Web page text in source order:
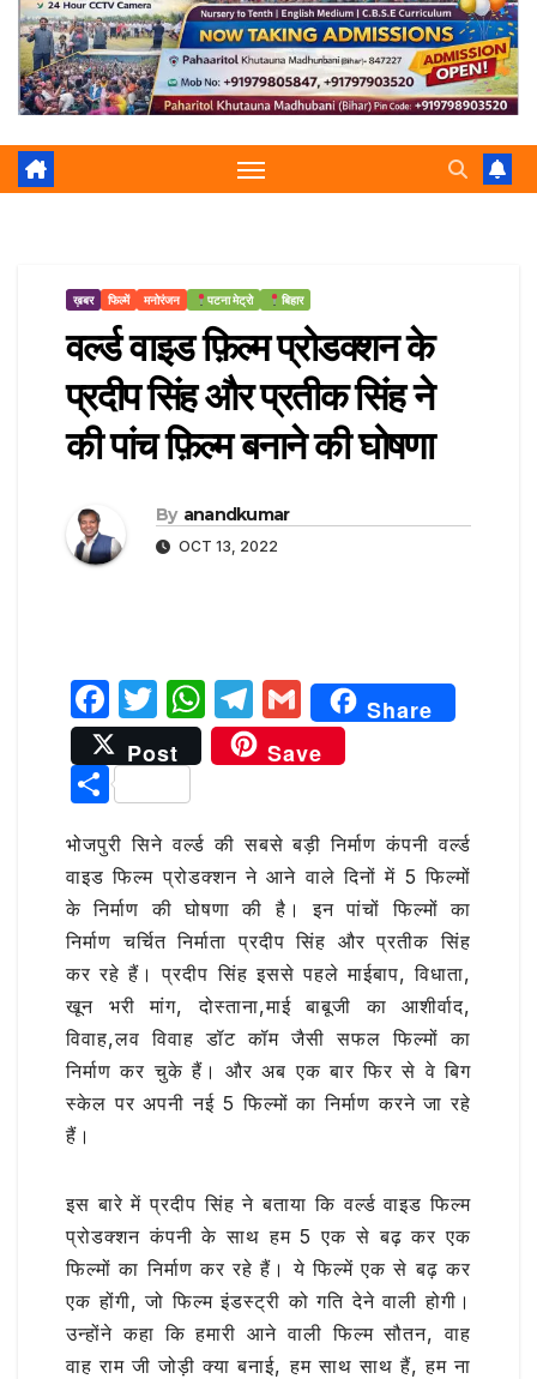
ख़बर फिल्में मनोरंजन पटना मेट्रो बिहार
वर्ल्ड वाइड फ़िल्म प्रोडक्शन के
प्रदीप सिंह और प्रतीक सिंह ने
की पांच फ़िल्म बनाने की घोषणा
By anandkumar
OCT 13, 2022
F
a
c
e
b
o
o
k
T
w
it
te
r
W
h
at
A
p
p
T
el
e
ra
m
G
m
ai
Share
Post
Save
S
ar
e
भोजपुरी सिने वर्ल्ड की सबसे बड़ी निर्माण कंपनी वर्ल्ड
वाइड फिल्म प्रोडक्शन ने आने वाले दिनों में 5 फिल्मों
के निर्माण की घोषणा की है। इन पांचों फिल्मों का
निर्माण चर्चित निर्माता प्रदीप सिंह और प्रतीक सिंह
कर रहे हैं। प्रदीप सिंह इससे पहले माईबाप, विधाता,
खून भरी मांग, दोस्ताना,माई बाबूजी का आशीर्वाद,
विवाह,लव विवाह डॉट कॉम जैसी सफल फिल्मों का
निर्माण कर चुके हैं। और अब एक बार फिर से वे बिग
स्केल पर अपनी नई 5 फिल्मों का निर्माण करने जा रहे
हैं।
इस बारे में प्रदीप सिंह ने बताया कि वर्ल्ड वाइड फिल्म
प्रोडक्शन कंपनी के साथ हम 5 एक से बढ़ कर एक
फिल्मों का निर्माण कर रहे हैं। ये फिल्में एक से बढ़ कर
एक होंगी, जो फिल्म इंडस्ट्री को गति देने वाली होगी।
उन्होंने कहा कि हमारी आने वाली फिल्म सौतन, वाह
वाह राम जी जोड़ी क्या बनाई, हम साथ साथ हैं, हम ना
pa
m
e